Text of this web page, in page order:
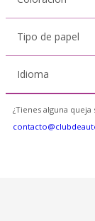
Tipo de papel
Idioma
¿Tienes alguna